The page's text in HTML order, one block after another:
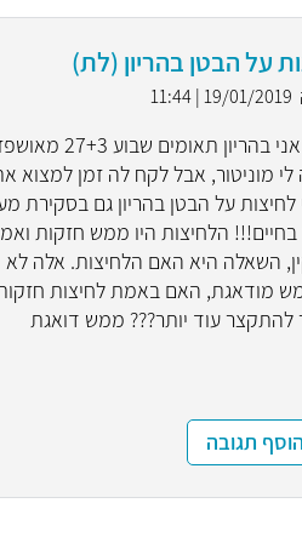
על הבטן בהריון (לת)
19/01/2019 | 11:44
מוניטור, אבל לקח לה זמן למצוא
על הבטן בהריון גם בסקירת
בחיים!!! הלחיצות היו ממש חזקות
השאלה היא האם הלחיצות. אלה לא
מודאגת, האם באמת לחיצות חזקות
להתקצר עוד יותר??? ממש דואגת
הוסף תגובה